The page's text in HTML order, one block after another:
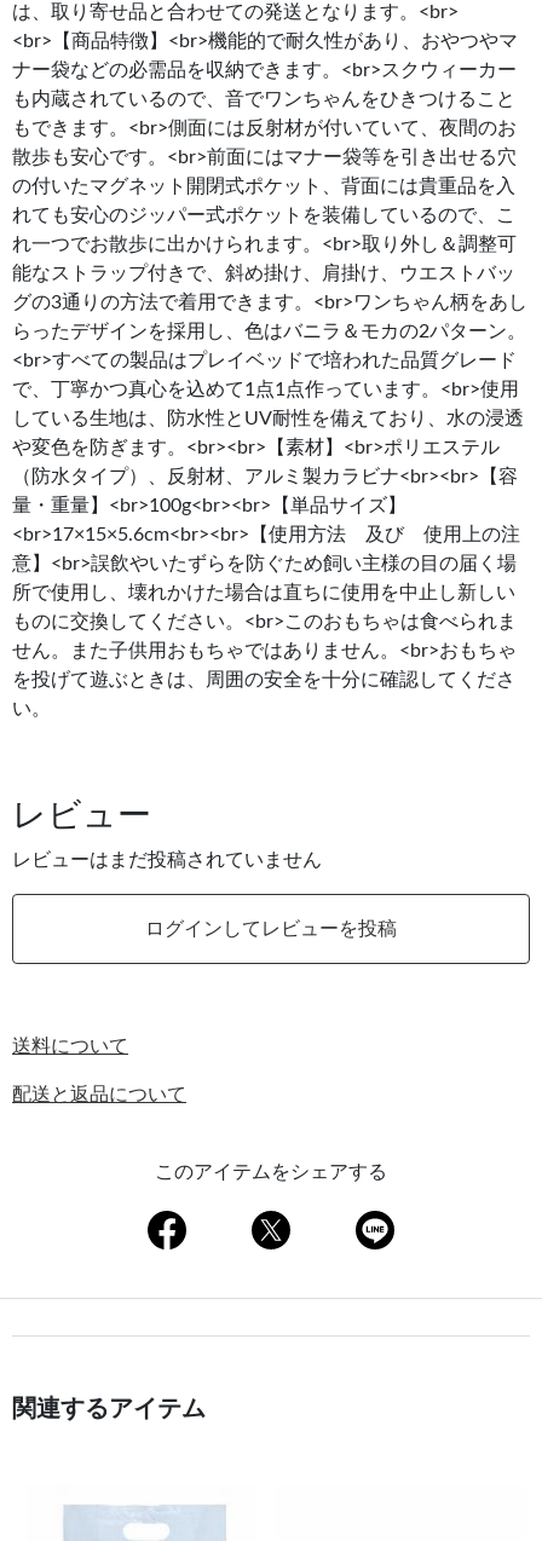
は、取り寄せ品と合わせての発送となります。<br>
<br>【商品特徴】<br>機能的で耐久性があり、おやつやマ
ナー袋などの必需品を収納できます。<br>スクウィーカー
も内蔵されているので、音でワンちゃんをひきつけること
もできます。<br>側面には反射材が付いていて、夜間のお
散歩も安心です。<br>前面にはマナー袋等を引き出せる穴
の付いたマグネット開閉式ポケット、背面には貴重品を入
れても安心のジッパー式ポケットを装備しているので、こ
れ一つでお散歩に出かけられます。<br>取り外し＆調整可
能なストラップ付きで、斜め掛け、肩掛け、ウエストバッ
グの3通りの方法で着用できます。<br>ワンちゃん柄をあし
らったデザインを採用し、色はバニラ＆モカの2パターン。
<br>すべての製品はプレイベッドで培われた品質グレード
で、丁寧かつ真心を込めて1点1点作っています。<br>使用
している生地は、防水性とUV耐性を備えており、水の浸透
や変色を防ぎます。<br><br>【素材】<br>ポリエステル
（防水タイプ）、反射材、アルミ製カラビナ<br><br>【容
量・重量】<br>100g<br><br>【単品サイズ】
<br>17×15×5.6cm<br><br>【使用方法 及び 使用上の注
意】<br>誤飲やいたずらを防ぐため飼い主様の目の届く場
所で使用し、壊れかけた場合は直ちに使用を中止し新しい
ものに交換してください。<br>このおもちゃは食べられま
せん。また子供用おもちゃではありません。<br>おもちゃ
を投げて遊ぶときは、周囲の安全を十分に確認してくださ
い。
レビュー
レビューはまだ投稿されていません
ログインしてレビューを投稿
送料について
配送と返品について
このアイテムをシェアする
関連するアイテム